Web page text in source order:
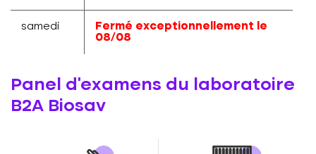
samedi
Fermé exceptionnellement le
08/08
Panel d'examens du laboratoire
B2A Biosav